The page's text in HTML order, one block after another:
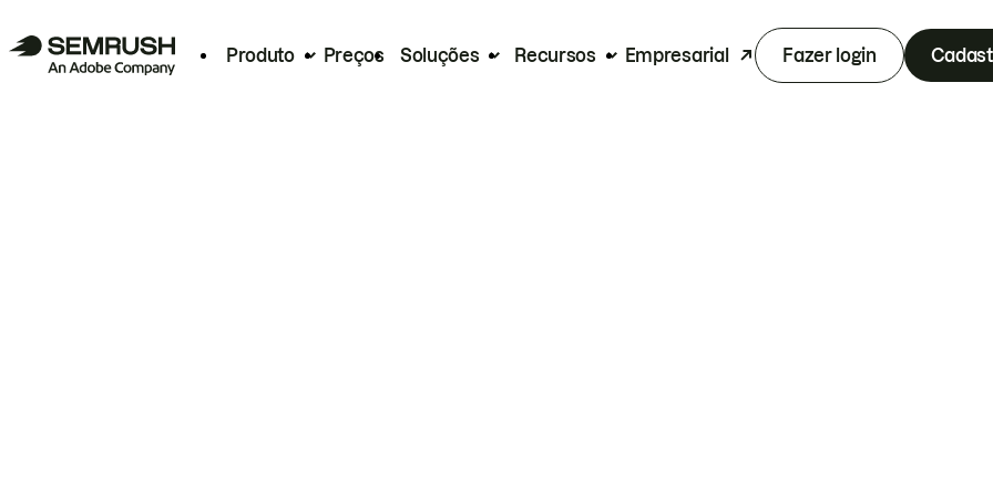
Produto Preços Soluções Recursos Empresarial Fazer login